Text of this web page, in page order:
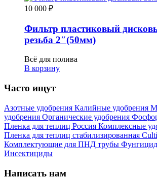
10 000 ₽
Фильтр пластиковый
резьба 2″(50мм)
Всё для полива
В корзину
Часто ищут
Азотные удобрения Калийные удобрения
удобрения Органические удобрения
Пленка для теплиц Россия Комплексные
Пленка для теплиц стабилизированная
Комплектующие для ПНД трубы
Инсектициды
Написать нам